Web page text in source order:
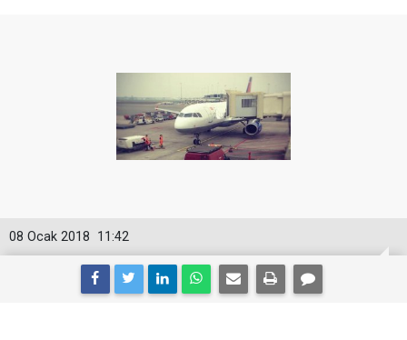
11:42
08 Ocak 2018